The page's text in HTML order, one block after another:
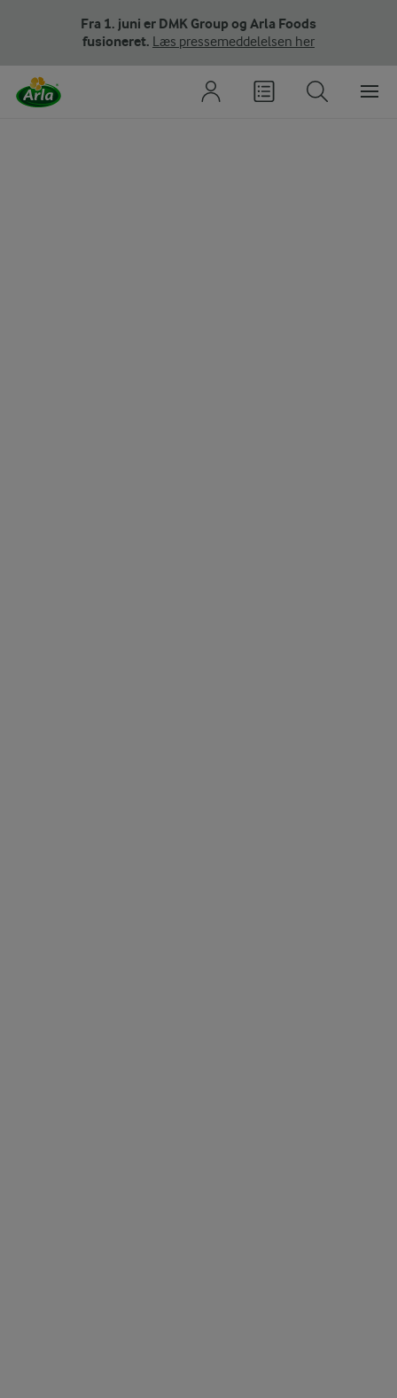
Fra 1. juni er DMK Group og Arla Foods
fusioneret. Læs pressemeddelelsen her